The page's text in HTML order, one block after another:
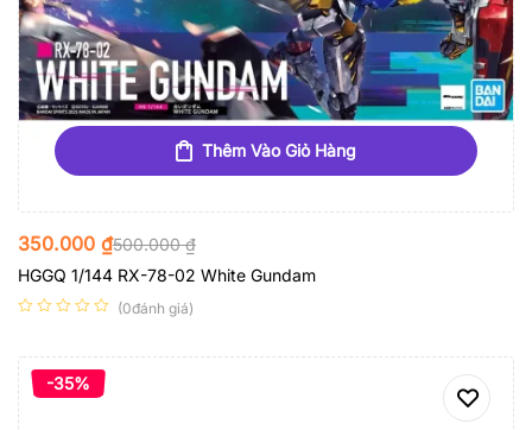
Thêm Vào Giỏ Hàng
500.000₫
350.000 ₫
HGGQ 1/144 RX-78-02 White Gundam
(0đánh giá)
-35%